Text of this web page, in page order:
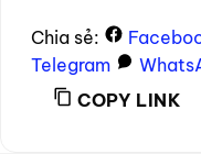
Chia sẻ:
Telegram
COPY LINK